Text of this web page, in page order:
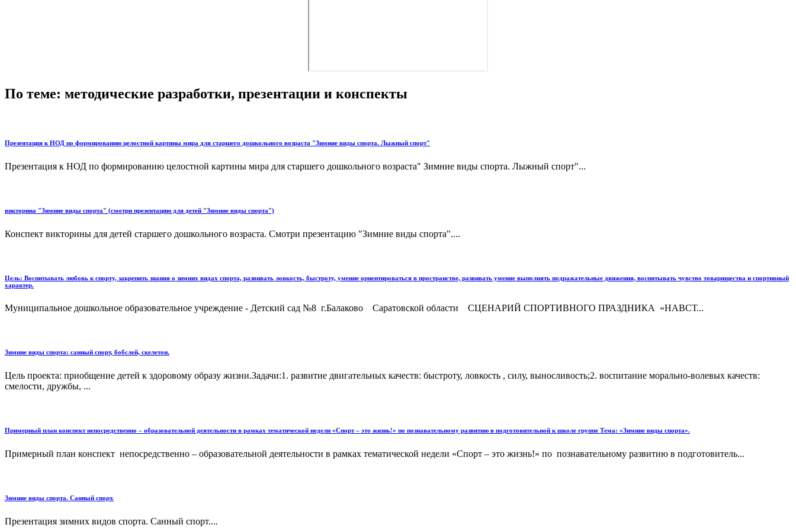
По теме: методические разработки, презентации и конспекты
Презентация к НОД по формированию целостной картины мира для старшего дошкольного возраста "Зимние виды спорта. Лыжный спорт"
Презентация к НОД по формированию целостной картины мира для старшего дошкольного возраста" Зимние виды спорта. Лыжный спорт"...
викторина "Зимние виды спорта" (смотри презентацию для детей "Зимние виды спорта")
Конспект викторины для детей старшего дошкольного возраста. Смотри презентацию "Зимние виды спорта"....
Цель: Воспитывать любовь к спорту, закрепить знания о зимних видах спорта, развивать ловкость, быстроту, умение ориентироваться в пространстве, развивать умение выполнять подражательные движения, воспитывать чувство товарищества и спортивный
характер.
Муниципальное дошкольное образовательное учреждение - Детский сад №8 г.Балаково Саратовской области СЦЕНАРИЙ СПОРТИВНОГО ПРАЗДНИКА «НАВСТ...
Зимние виды спорта: санный спорт, бобслей, скелетон.
Цель проекта: приобщение детей к здоровому образу жизни.Задачи:1. развитие двигательных качеств: быстроту, ловкость , силу, выносливость;2. воспитание морально-волевых качеств:
смелости, дружбы, ...
Примерный план конспект непосредственно – образовательной деятельности в рамках тематической недели «Спорт – это жизнь!» по познавательному развитию в подготовительной к школе группе Тема: «Зимние виды спорта».
Примерный план конспект непосредственно – образовательной деятельности в рамках тематической недели «Спорт – это жизнь!» по познавательному развитию в подготовитель...
Зимние виды спорта. Санный спорт.
Презентация зимних видов спорта. Санный спорт....